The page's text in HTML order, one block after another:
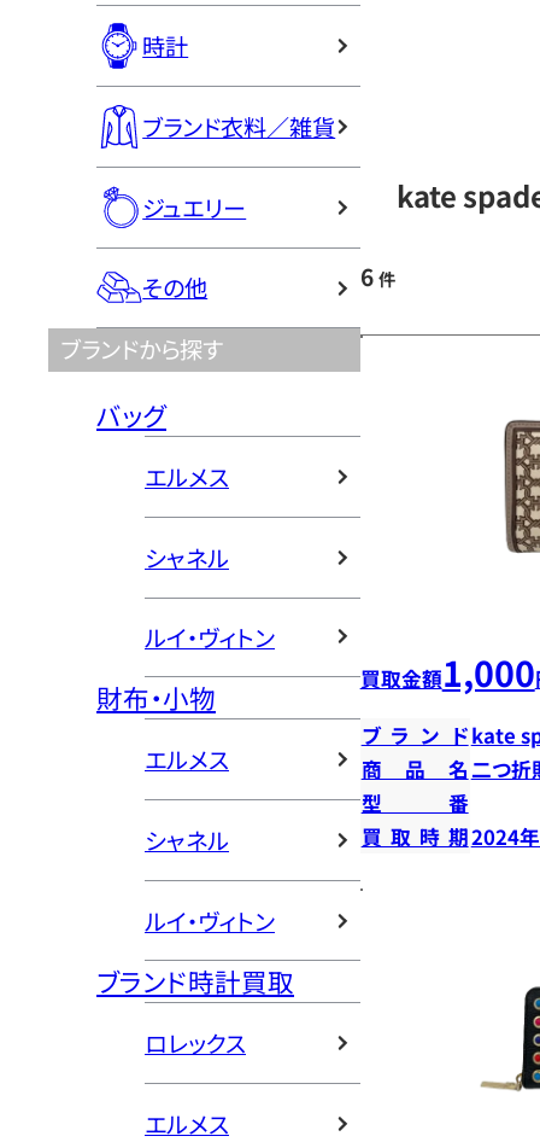
時計
ブランド衣料／雑貨
ジュエリー
その他
ブランドから探す
バッグ
エルメス
シャネル
ルイ・ヴィトン
財布・小物
エルメス
シャネル
ルイ・ヴィトン
ブランド時計買取
ロレックス
エルメス
kate
6 件
買取金額1,000
ブランドkate
商品名二つ折
型番
買取時期2024